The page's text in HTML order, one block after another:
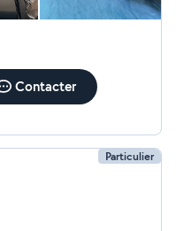
Contacter
Particulier